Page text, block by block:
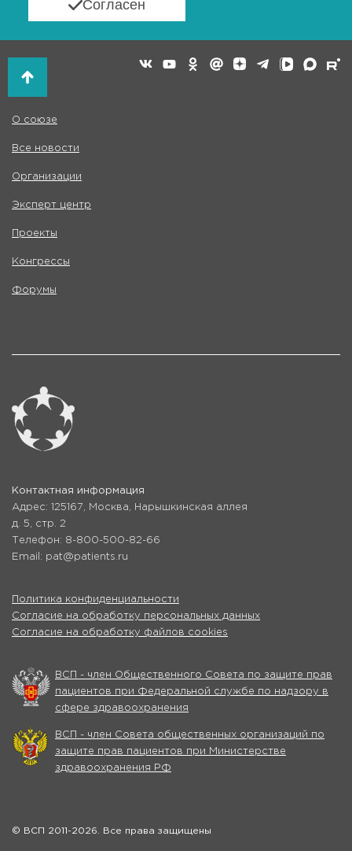
Согласен
О союзе
Все новости
Организации
Эксперт центр
Проекты
Конгрессы
Форумы
Контактная информация
Адрес: 125167, Москва, Нарышкинская аллея
д. 5, стр. 2
Телефон: 8-800-500-82-66
Email: pat@patients.ru
Политика конфиденциальности
Согласие на обработку персональных данных
Согласие на обработку файлов cookies
ВСП - член Общественного Совета по защите прав
пациентов при Федеральной службе по надзору в
сфере здравоохранения
ВСП - член Совета общественных организаций по
защите прав пациентов при Министерстве
здравоохранения РФ
© ВСП 2011-2026. Все права защищены